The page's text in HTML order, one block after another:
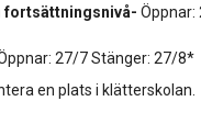
fortsättningsnivå-Öppnar:
27/7 Stänger: 27/8*
en plats i klätterskolan.